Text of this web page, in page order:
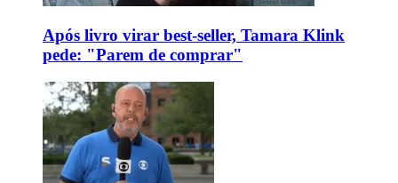
Após livro virar best-seller, Tamara Klink
pede: "Parem de comprar"